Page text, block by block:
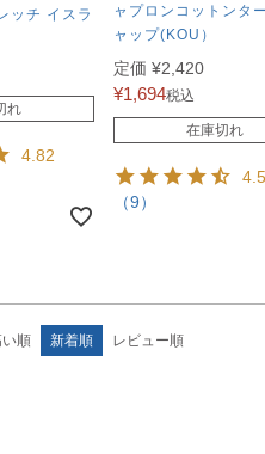
ッチ イスラ
れ
4.82
ャプロンコットンタ
ャップ(KOU）
定価 ¥2,420
¥1,694税込
在庫切れ
（9）
順 新着順 レビュー順